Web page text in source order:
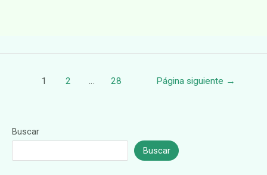
Paginación
1 2 28 Página siguiente →
Buscar
Buscar